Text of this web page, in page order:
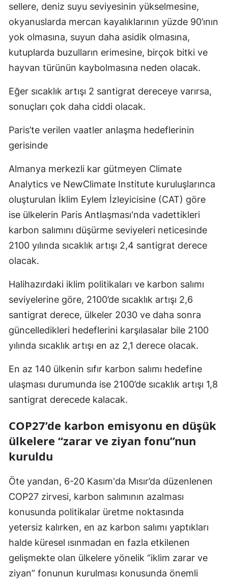
Yozgat
Zonguldak
Aksaray
Şırnak
Bartın
Ardahan
Iğdır
Yalova
Kilis
Osmaniye
Düzce
sellere, deniz suyu seviyesinin yükselmesine,
okyanuslarda mercan kayalıklarının yüzde 90’ının
yok olmasına, suyun daha asidik olmasına,
kutuplarda buzulların erimesine, birçok bitki ve
hayvan türünün kaybolmasına neden olacak.
Eğer sıcaklık artışı 2 santigrat dereceye varırsa,
sonuçları çok daha ciddi olacak.
Paris’te verilen vaatler anlaşma hedeflerinin
gerisinde
Almanya merkezli kar gütmeyen Climate
Analytics ve NewClimate Institute kuruluşlarınca
oluşturulan İklim Eylem İzleyicisine (CAT) göre
ise ülkelerin Paris Antlaşması'nda vadettikleri
karbon salımını düşürme seviyeleri neticesinde
2100 yılında sıcaklık artışı 2,4 santigrat derece
olacak.
Halihazırdaki iklim politikaları ve karbon salımı
seviyelerine göre, 2100’de sıcaklık artışı 2,6
santigrat derece, ülkeler 2030 ve daha sonra
güncelledikleri hedeflerini karşılasalar bile 2100
yılında sıcaklık artışı en az 2,1 derece olacak.
En az 140 ülkenin sıfır karbon salımı hedefine
ulaşması durumunda ise 2100’de sıcaklık artışı 1,8
santigrat derecede kalacak.
COP27’de karbon emisyonu en düşük
ülkelere “zarar ve ziyan fonu”nun
kuruldu
Öte yandan, 6-20 Kasım'da Mısır’da düzenlenen
COP27 zirvesi, karbon salımının azalması
konusunda politikalar üretme noktasında
yetersiz kalırken, en az karbon salımı yaptıkları
halde küresel ısınmadan en fazla etkilenen
gelişmekte olan ülkelere yönelik “iklim zarar ve
ziyan” fonunun kurulması konusunda önemli